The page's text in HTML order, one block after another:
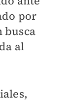
por
busca
al